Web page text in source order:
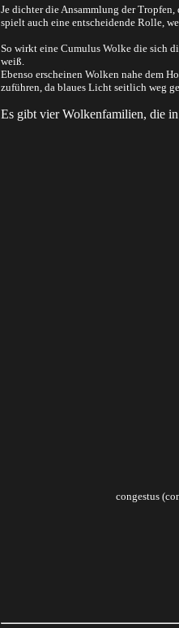
Je dichter die Ansammlung der
spielt auch eine entscheidende Rolle,
So wirkt eine Cumulus Wolke die sich
weiß.
Ebenso erscheinen Wolken nahe dem
zuführen, da blaues Licht seitlich weg
Es gibt vier Wolkenfamilien, die
congestus